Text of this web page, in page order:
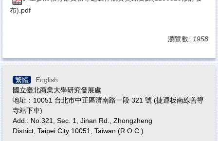
布).pdf
瀏覽數: 1958
繁體
English
國立臺北商業大學研究發展處
地址：10051 台北市中正區濟南路一段 321 號 (捷運板南線善導
寺站下車)
Add.: No.321, Sec. 1, Jinan Rd., Zhongzheng
District, Taipei City 10051, Taiwan (R.O.C.)